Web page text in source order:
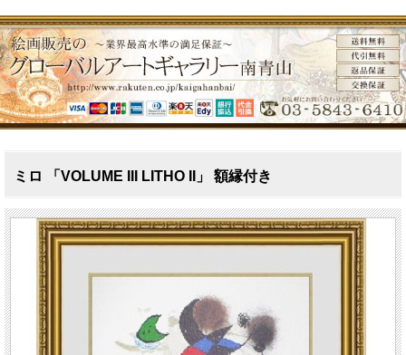
ミロ 「VOLUME III LITHO II」 額縁付き